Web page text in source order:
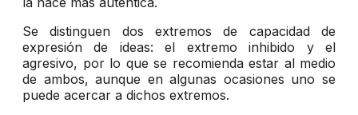
Se distinguen dos extremos de capacidad de
expresión de ideas: el extremo inhibido y el
agresivo, por lo que se recomienda estar al medio
de ambos, aunque en algunas ocasiones uno se
puede acercar a dichos extremos.